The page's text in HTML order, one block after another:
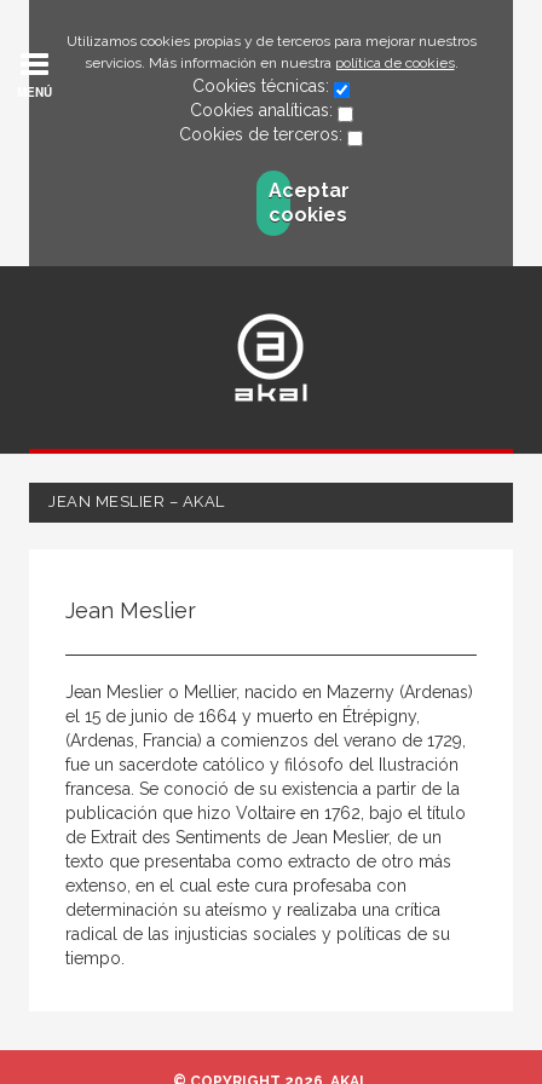
Utilizamos cookies propias y de terceros para mejorar nuestros
servicios. Más información en nuestra política de cookies.
Cookies técnicas:
Cookies analíticas:
Cookies de terceros:
Aceptar
cookies
MENÚ
JEAN MESLIER – AKAL
Coordinador
Editor
Editora
Escritor
Escritora
Ilustrador
Prologuista
Jean Meslier
Jean Meslier o Mellier, nacido en Mazerny (Ardenas)
el 15 de junio de 1664 y muerto en Étrépigny,
(Ardenas, Francia) a comienzos del verano de 1729,
fue un sacerdote católico y filósofo del Ilustración
francesa. Se conoció de su existencia a partir de la
publicación que hizo Voltaire en 1762, bajo el título
de Extrait des Sentiments de Jean Meslier, de un
texto que presentaba como extracto de otro más
extenso, en el cual este cura profesaba con
determinación su ateísmo y realizaba una crítica
radical de las injusticias sociales y políticas de su
tiempo.